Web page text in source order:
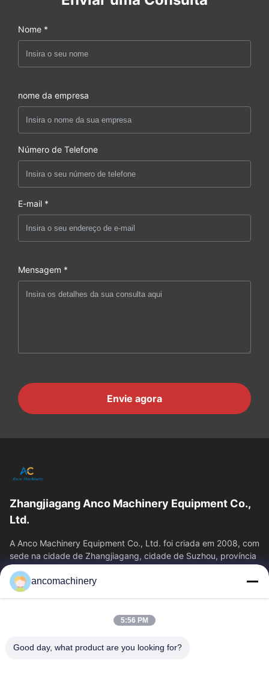
Nome *
nome da empresa
Número de Telefone
E-mail *
Mensagem *
Envie agora
Zhangjiagang Anco Machinery Equipment Co.,
Ltd.
A Anco Machinery Equipment Co., Ltd. foi criada em 2008, com
sede na cidade de Zhangjiagang, cidade de Suzhou, província
de Jiangsu.
Links Rápidos
Quem Somos
Fábrica
Controle De Qualidade
ancomachinery
5:56 PM
Good day, what product are you looking for?